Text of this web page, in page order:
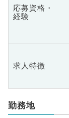
応募資格・
経験
求人特徴
勤務地